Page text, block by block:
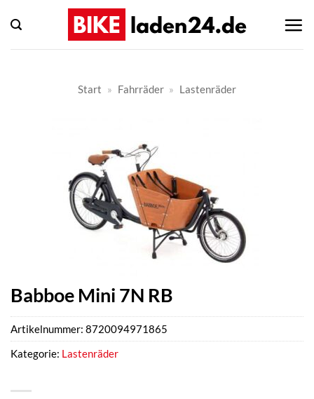
Inhalt
springen
Start » Fahrräder » Lastenräder
Babboe Mini 7N RB
Artikelnummer: 8720094971865
Kategorie: Lastenräder